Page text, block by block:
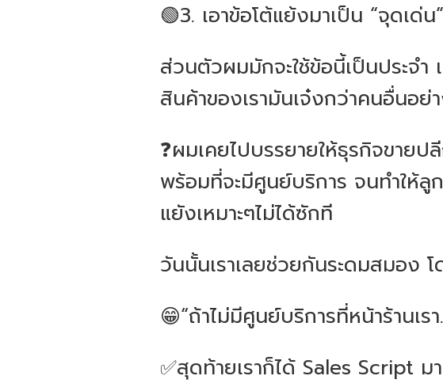
🟢3. เอาข้อโต้แย้งมาเป็น “จุดเด่น
ส่วนตัวผมมักจะใช้ข้อนี้เป็นประจ
สินค้าของเรามันเจ๋งกว่าคนอื่นอย่
❓ผมเคยไปบรรยายให้ธุรกิจขาย
พร้อมที่จะมีศูนย์บริการ จนทำให้ลู
แยังเหมาะๆไม่ได้ซักที
วันนั้นเราเลยช่วยกันระดมสมอง โ
😁“ถ้าไม่มีศูนย์บริการที่หน้าร้านเร
✅สุดท้ายเราก็ได้ Sales Script ม